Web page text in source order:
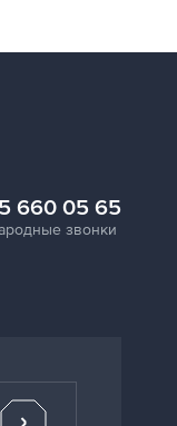
660 05 65
звонки